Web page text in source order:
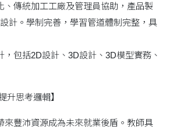
、傳統加工工廠及管理員協助，產品製
計。學制完善，學習管道體制完整，具
，包括2D設計、3D設計、3D模型實務、
升思考邏輯】
來豐沛資源成為未來就業後盾。教師具